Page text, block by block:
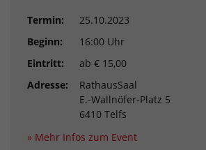
Termin:
25.10.2023
Beginn:
16:00 Uhr
Eintritt:
ab € 15,00
Adresse:
RathausSaal
E.-Wallnöfer-Platz 5
6410 Telfs
» Mehr Infos zum Event